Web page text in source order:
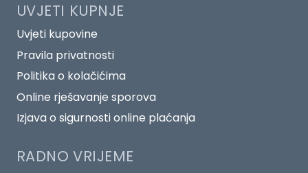
UVJETI KUPNJE
Uvjeti kupovine
Pravila privatnosti
Politika o kolačićima
Online rješavanje sporova
Izjava o sigurnosti online plaćanja
RADNO VRIJEME